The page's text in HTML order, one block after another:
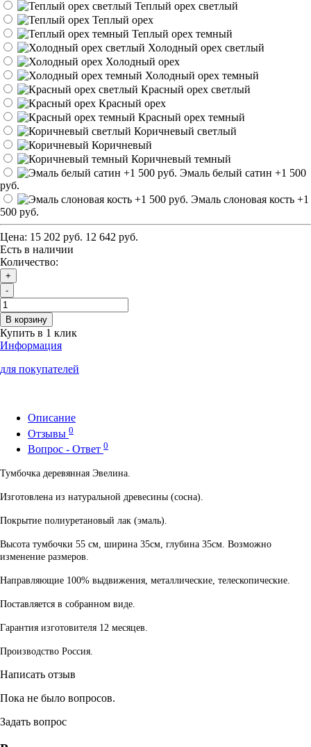
Теплый орех светлый
Теплый орех
Теплый орех темный
Холодный орех светлый
Холодный орех
Холодный орех темный
Красный орех светлый
Красный орех
Красный орех темный
Коричневый светлый
Коричневый
Коричневый темный
Эмаль белый сатин +1 500
руб.
Эмаль слоновая кость +1
500 руб.
Цена: 15 202 руб. 12 642 руб.
Есть в наличии
Количество:
+
-
В корзину
Купить в 1 клик
Информация
для покупателей
Описание
Отзывы 0
Вопрос - Ответ 0
Тумбочка деревянная Эвелина.
Изготовлена из натуральной древесины (сосна).
Покрытие полиуретановый лак (эмаль).
Высота тумбочки 55 см, ширина 35см, глубина 35см. Возможно
изменение размеров.
Направляющие 100% выдвижения, металлические, телескопические.
Поставляется в собранном виде.
Гарантия изготовителя 12 месяцев.
Производство Россия.
Написать отзыв
Пока не было вопросов.
Задать вопрос